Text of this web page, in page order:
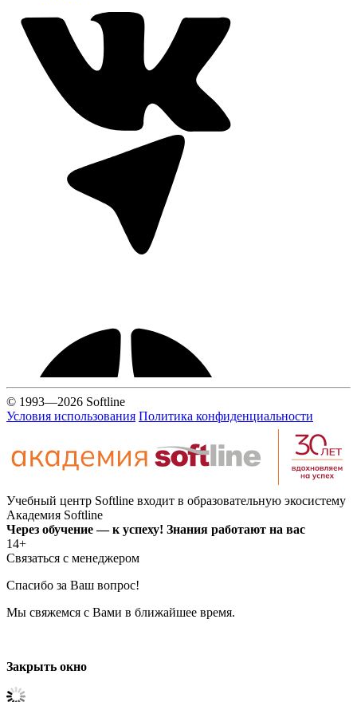
© 1993—2026 Softline
Условия использования Политика конфиденциальности
Учебный центр Softline входит в образовательную экосистему
Академия Softline
Через обучение — к успеху! Знания работают на вас
14+
Связаться с менеджером
Спасибо за Ваш вопрос!
Мы свяжемся с Вами в ближайшее время.
Закрыть окно